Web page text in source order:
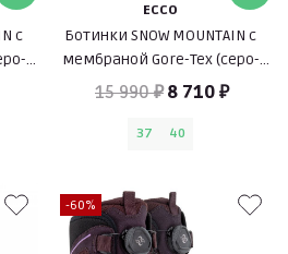
c
ECCO
Ботинки SNOW MOUNTAIN c
мембраной Gore-Tex (серо-
коричневый)
15 990 ₽ 8 710 ₽
37 40
-60%